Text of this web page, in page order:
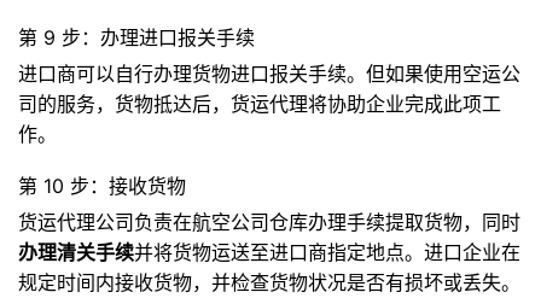
第 9 步：办理进口报关手续
进口商可以自行办理货物进口报关手续。但如果使用空运公
司的服务，货物抵达后，货运代理将协助企业完成此项工
作。
第 10 步：接收货物
货运代理公司负责在航空公司仓库办理手续提取货物，同时
办理清关手续并将货物运送至进口商指定地点。进口企业在
规定时间内接收货物，并检查货物状况是否有损坏或丢失。